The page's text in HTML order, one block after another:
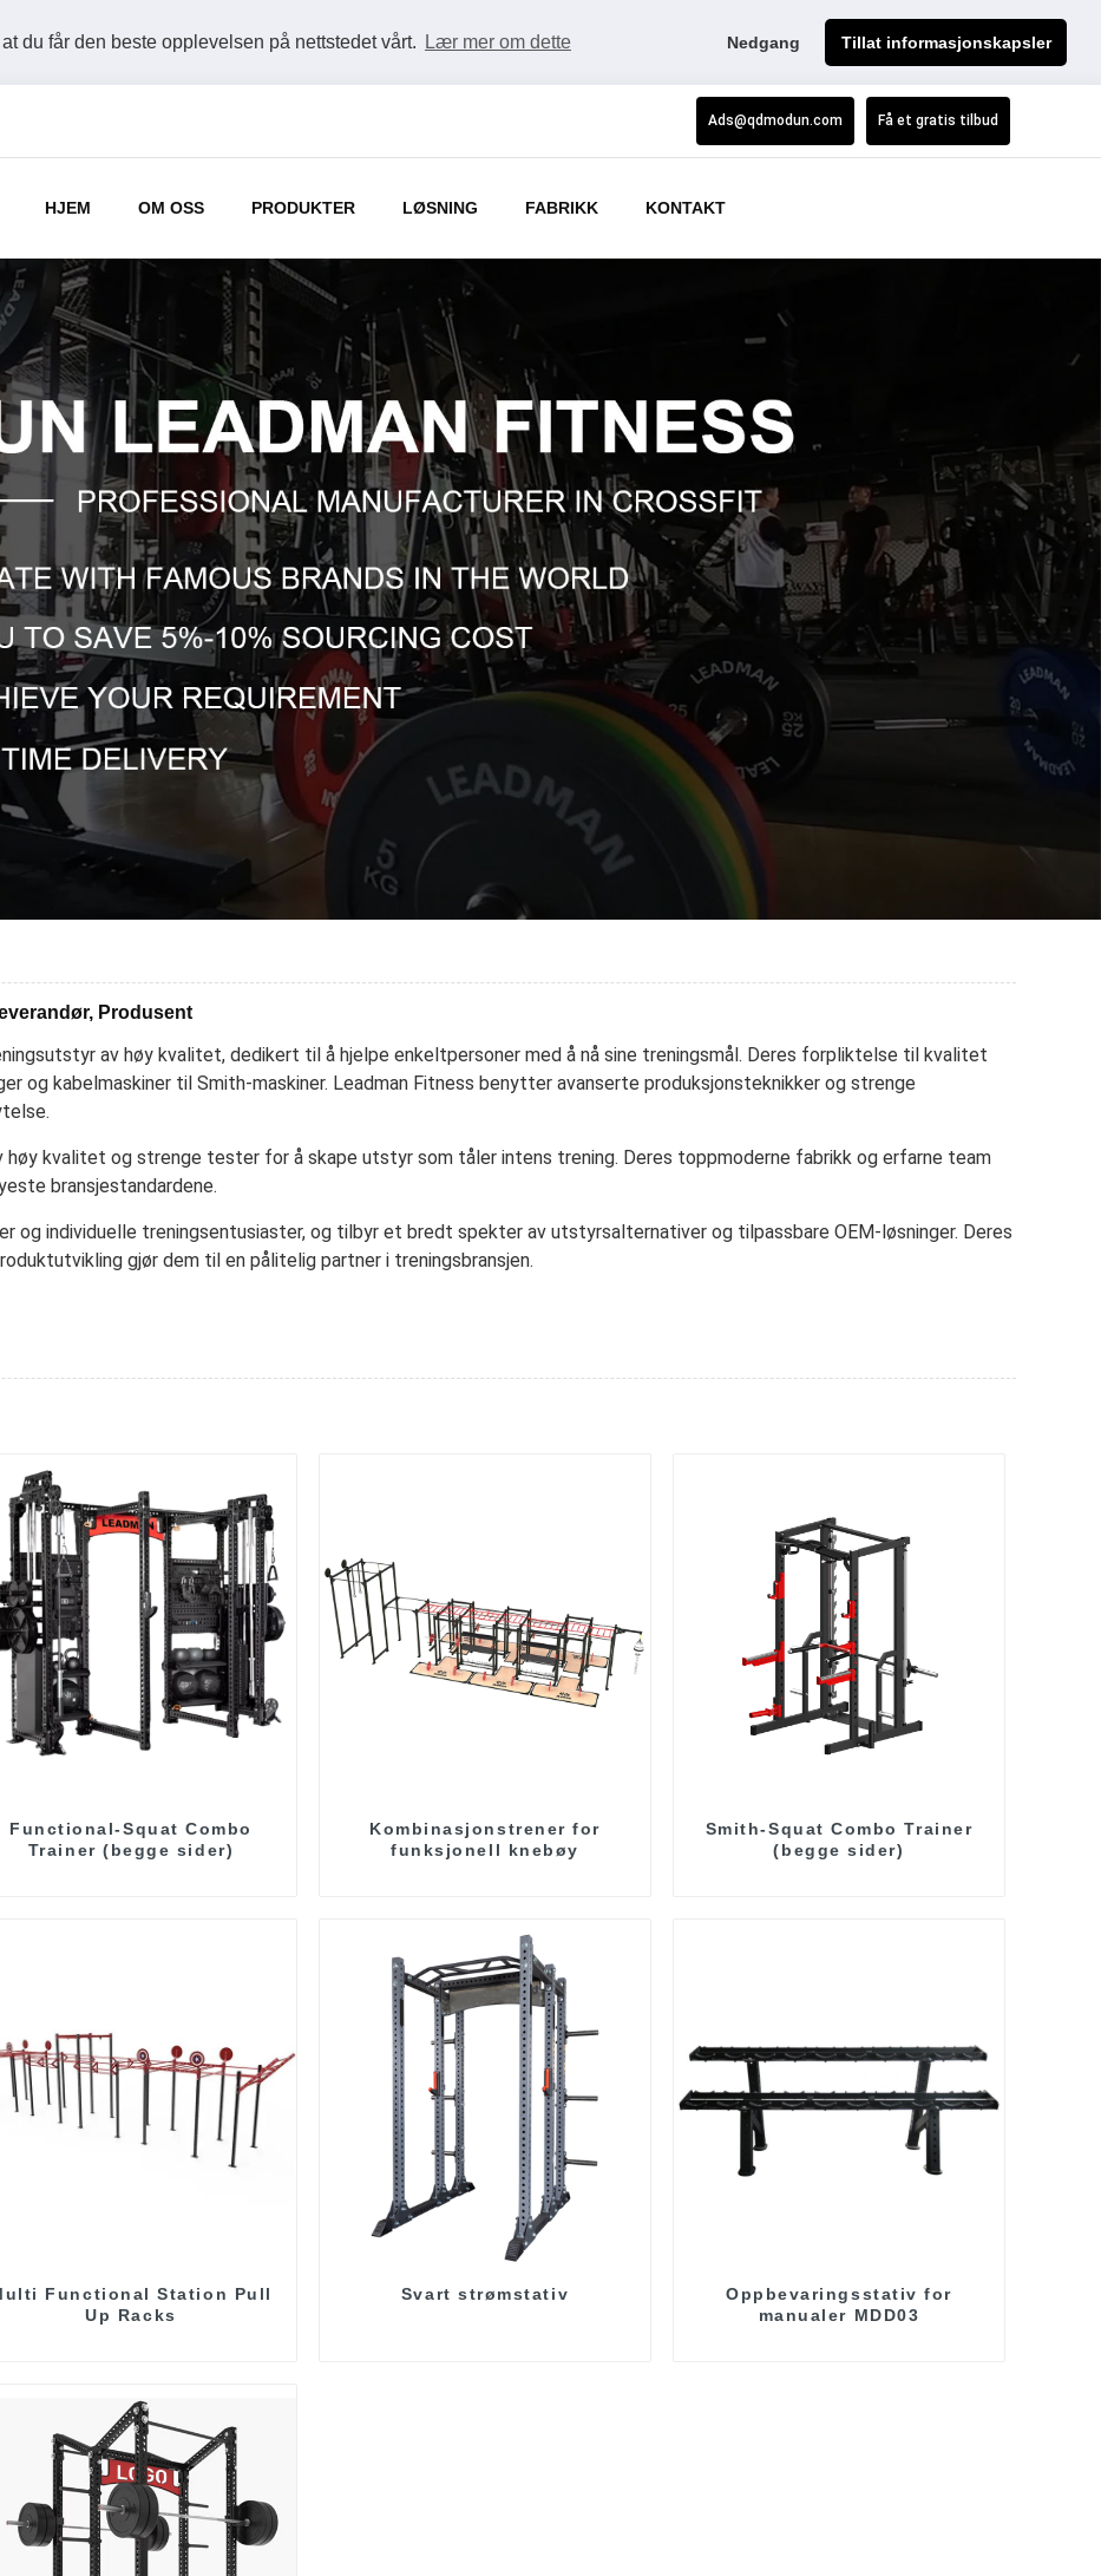
du får den beste opplevelsen på nettstedet vårt. Lær mer om dette Nedgang Tillat informasjonskapsler
Ads@qdmodun.com Få et gratis tilbud
HJEM OM OSS PRODUKTER LØSNING FABRIKK KONTAKT
Produsent
av høy kvalitet, dedikert til å hjelpe enkeltpersoner med å nå sine treningsmål. Deres forpliktelse til kvalitet
og kabelmaskiner til Smith-maskiner. Leadman Fitness benytter avanserte produksjonsteknikker og strenge
høy kvalitet og strenge tester for å skape utstyr som tåler intens trening. Deres toppmoderne fabrikk og erfarne team
bransjestandardene.
og individuelle treningsentusiaster, og tilbyr et bredt spekter av utstyrsalternativer og tilpassbare OEM-løsninger. Deres
gjør dem til en pålitelig partner i treningsbransjen.
Functional-Squat Combo
Trainer (begge sider)
Kombinasjonstrener for
funksjonell knebøy
Smith-Squat Combo Trainer
(begge sider)
Functional Station Pull
Up Racks
Svart strømstativ
Oppbevaringsstativ for
manualer MDD03